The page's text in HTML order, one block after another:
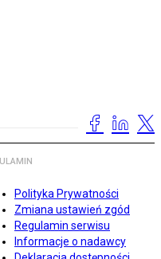
Polityka Prywatności
Zmiana ustawień zgód
Regulamin serwisu
Informacje o nadawcy